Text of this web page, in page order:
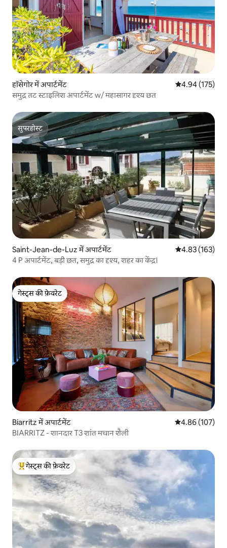
हॉसेगोर में अपार्टमेंट औसत रेटिंग 5 में से
4.94 (175)
समुद्र तट स्टाइलिश अपार्टमेंट w/ महासागर दृश्य छत
सुपरहोस्ट
सुपरहोस्ट
Saint-Jean-de-Luz में अपार्टमेंट औसत रेटिंग 5 में से
4.83 (163)
4 P अपार्टमेंट, बड़ी छत, समुद्र का दृश्य, शहर का केंद्र।
गेस्ट्स की फ़ेवरेट
गेस्ट्स की फ़ेवरेट
Biarritz में अपार्टमेंट औसत रेटिंग 5 में से
4.86 (107)
BIARRITZ - शानदार T3 शांत मचान शैली
गेस्ट्स का टॉप फ़ेवरेट
गेस्ट्स की फ़ेवरेट